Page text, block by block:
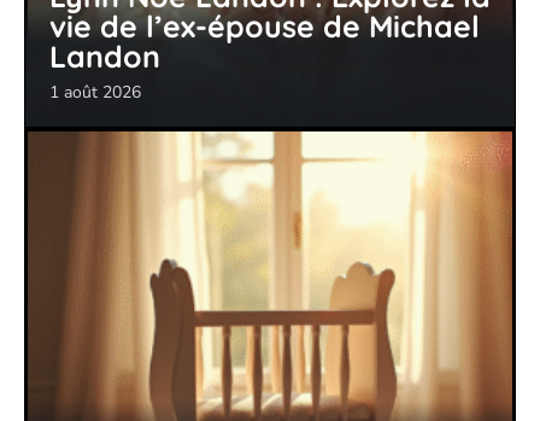
vie de l’ex-épouse de Michael
Landon
1 août 2026